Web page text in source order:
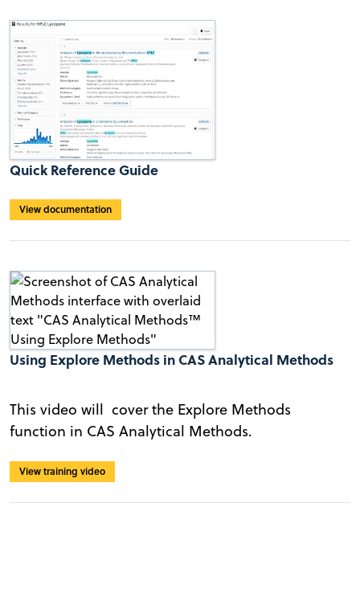
Quick Reference Guide
View documentation
Using Explore Methods in CAS Analytical Methods
This video will cover the Explore Methods
function in CAS Analytical Methods.
View training video